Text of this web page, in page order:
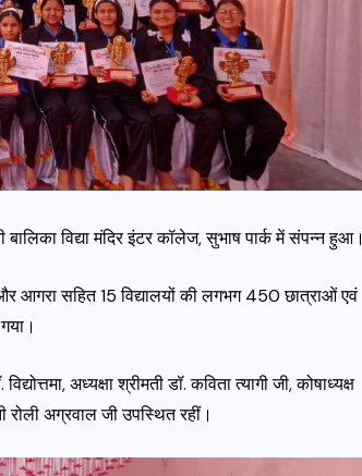
बालिका विद्या मंदिर इंटर कॉलेज, सुभाष पार्क में संपन्न हुआ।
और आगरा सहित 15 विद्यालयों की लगभग 450 छात्राओं एवं
अध्यक्षा श्रीमती डॉ. कविता त्यागी जी, कोषाध्यक्ष
रोली अग्रवाल जी उपस्थित रहीं।